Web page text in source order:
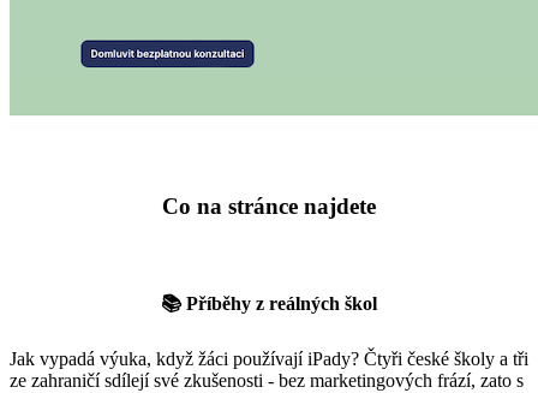
Co na stránce najdete
📚 Příběhy z reálných škol
Jak vypadá výuka, když žáci používají iPady? Čtyři české školy a tři
ze zahraničí sdílejí své zkušenosti - bez marketingových frází, zato s